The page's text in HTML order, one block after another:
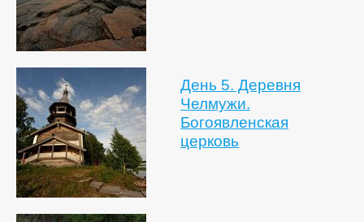
День 5. Деревня
Челмужи.
Богоявленская
церковь